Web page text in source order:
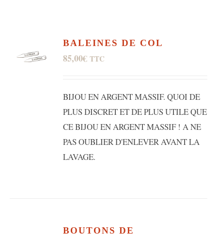
BALEINES DE COL
85,00€ TTC
BIJOU EN ARGENT MASSIF. QUOI DE
PLUS DISCRET ET DE PLUS UTILE QUE
CE BIJOU EN ARGENT MASSIF ! A NE
PAS OUBLIER D'ENLEVER AVANT LA
LAVAGE.
BOUTONS DE